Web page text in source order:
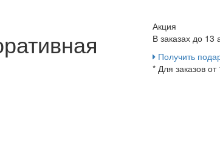
Акция
В заказах до 13
Получить
* Для заказов